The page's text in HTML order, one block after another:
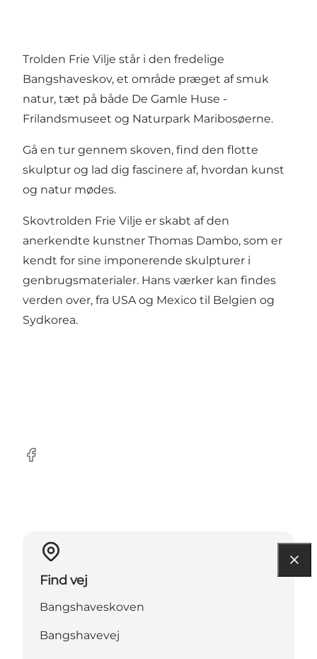
Trolden Frie Vilje står i den fredelige
Bangshaveskov, et område præget af smuk
natur, tæt på både De Gamle Huse -
Frilandsmuseet og Naturpark Maribosøerne.
Gå en tur gennem skoven, find den flotte
skulptur og lad dig fascinere af, hvordan kunst
og natur mødes.
Skovtrolden Frie Vilje er skabt af den
anerkendte kunstner Thomas Dambo, som er
kendt for sine imponerende skulpturer i
genbrugsmaterialer. Hans værker kan findes
verden over, fra USA og Mexico til Belgien og
Sydkorea.
Facebook
Find vej
Bangshaveskoven
Bangshavevej